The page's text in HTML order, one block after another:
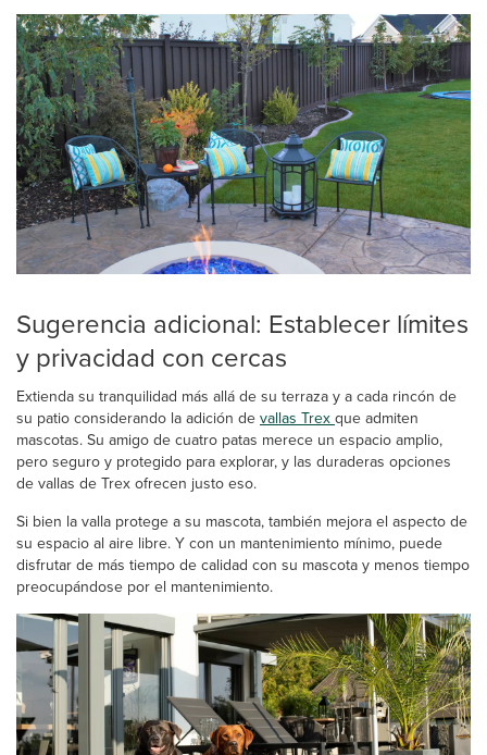
Sugerencia adicional: Establecer límites
y privacidad con cercas
Extienda su tranquilidad más allá de su terraza y a cada rincón de
su patio considerando la adición de vallas Trex que admiten
mascotas. Su amigo de cuatro patas merece un espacio amplio,
pero seguro y protegido para explorar, y las duraderas opciones
de vallas de Trex ofrecen justo eso.
Si bien la valla protege a su mascota, también mejora el aspecto de
su espacio al aire libre. Y con un mantenimiento mínimo, puede
disfrutar de más tiempo de calidad con su mascota y menos tiempo
preocupándose por el mantenimiento.